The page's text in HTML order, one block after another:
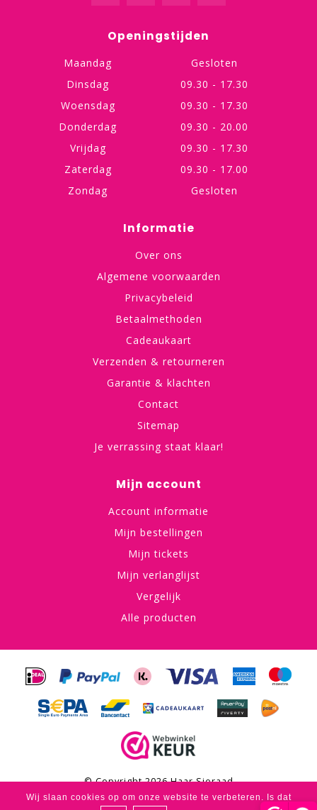
Wij slaan cookies op om onze website te verbeteren. Is dat
Openingstijden
Maandag
Gesloten
Dinsdag
09.30 - 17.30
Woensdag
09.30 - 17.30
Donderdag
09.30 - 20.00
Vrijdag
09.30 - 17.30
Zaterdag
09.30 - 17.00
Zondag
Gesloten
Informatie
Over ons
Algemene voorwaarden
Privacybeleid
Betaalmethoden
Cadeaukaart
Verzenden & retourneren
Garantie & klachten
Contact
Sitemap
Je verrassing staat klaar!
Mijn account
Account informatie
Mijn bestellingen
Mijn tickets
Mijn verlanglijst
Vergelijk
Alle producten
© Copyright 2026 Haar Sieraad
scores a 4,8/5out of klantbeoordelingen at